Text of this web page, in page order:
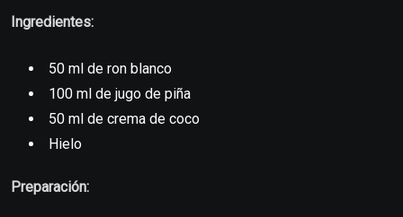
Ingredientes:
50 ml de ron blanco
100 ml de jugo de piña
50 ml de crema de coco
Hielo
Preparación: